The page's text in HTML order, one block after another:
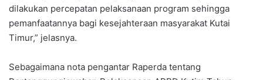
dilakukan percepatan pelaksanaan program sehingga
pemanfaatannya bagi kesejahteraan masyarakat Kutai
Timur,” jelasnya.
Sebagaimana nota pengantar Raperda tentang